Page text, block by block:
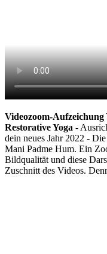
Videozoom-Aufzeichung
Restorative Yoga -
dein neues Jahr 2022 -
Mani Padme Hum. Ein
Bildqualität und diese
Zuschnitt des Videos.